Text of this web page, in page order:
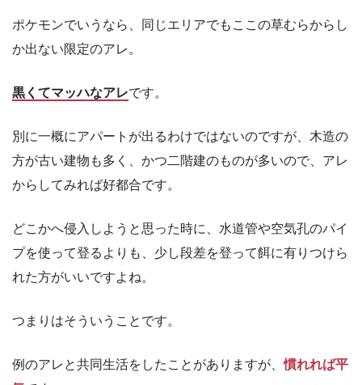
ポケモンでいうなら、同じエリアでもここの草むらからし
か出ない限定のアレ。
黒くてマッハなアレです。
別に一概にアパートが出るわけではないのですが、木造の
方が古い建物も多く、かつ二階建のものが多いので、アレ
からしてみれば好都合です。
どこかへ侵入しようと思った時に、水道管や空気孔のパイ
プを使って登るよりも、少し段差を登って餌に有りつけら
れた方がいいですよね。
つまりはそういうことです。
例のアレと共同生活をしたことがありますが、慣れれば平